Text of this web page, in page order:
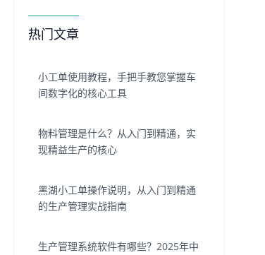
热门文章
小工单使用教程，手把手教您掌握车
间数字化的核心工具
物料管理是什么？从入门到精通，实
现精益生产的核心
黑湖小工单操作说明，从入门到精通
的生产管理实战指南
生产管理系统软件有哪些？2025年中